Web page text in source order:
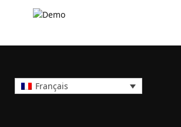
Français